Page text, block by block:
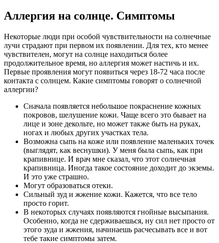
Аллергия на солнце. Симптомы
Некоторые люди при особой чувствительности на солнечные
лучи страдают при первом их появлении. Для тех, кто менее
чувствителен, могут на солнце находиться более
продолжительное время, но аллергия может настичь и их.
Первые проявления могут появиться через 18-72 часа после
контакта с солнцем. Какие симптомы говорят о солнечной
аллергии?
Сначала появляется небольшое покраснение кожных
покровов, шелушение кожи. Чаще всего это бывает на
лице и зоне декольте, но может также быть на руках,
ногах и любых других участках тела.
Возможна сыпь на коже или появление маленьких точек
(выглядят, как веснушки). У меня была сыпь, как при
крапивнице. И врач мне сказал, что этот солнечная
крапивница. Иногда такое состояние доходит до экземы.
И это уже страшно.
Могут образоваться отеки.
Сильный зуд и жжение кожи. Кажется, что все тело
просто горит.
В некоторых случаях появляются гнойные высыпания.
Особенно, когда не сдерживаешься, ну сил нет просто от
этого зуда и жжения, начинаешь расчесывать все и вот
тебе такие симптомы затем.